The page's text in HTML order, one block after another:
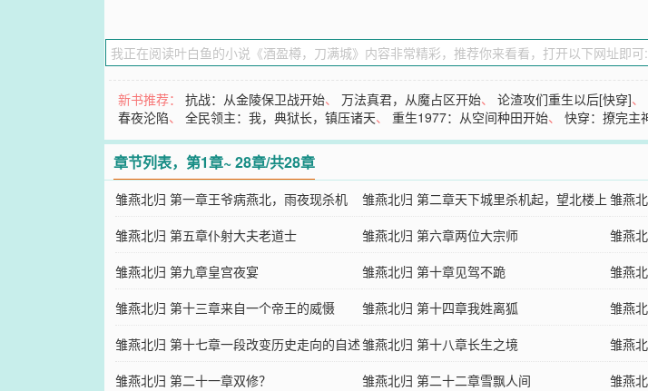
新书推荐：抗战：从金陵保卫战开始、万法真君，从魔占区开始、论渣攻们重生以后[快穿]、
春夜沦陷、全民领主：我，典狱长，镇压诸天、重生1977：从空间种田开始、快穿：撩完主
章节列表，第1章~ 28章/共28章
雏燕北归 第一章王爷病燕北，雨夜现杀机
雏燕北归 第二章天下城里杀机起，望北楼上
枪影现
雏燕
雏燕北归 第五章仆射大夫老道士
雏燕北归 第六章两位大宗师 雏燕
雏燕北归 第九章皇宫夜宴
雏燕北归 第十章见驾不跪 雏燕
雏燕北归 第十三章来自一个帝王的威慑
雏燕北归 第十四章我姓离狐 雏燕
雏燕北归 第十七章一段改变历史走向的自述雏燕北归 第十八章长生之境 雏燕
雏燕北归 第二十一章双修？
雏燕北归 第二十二章雪飘人间 雏燕